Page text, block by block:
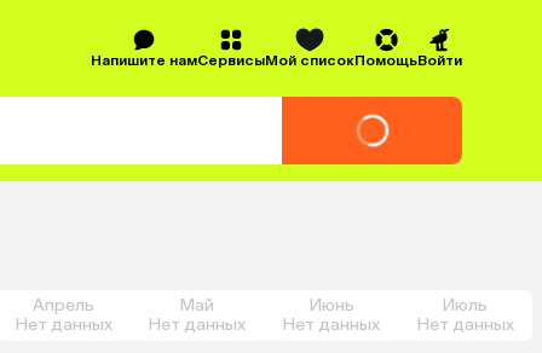
Напишите намСервисыМой списокПомощьВойти
Апрель
Нет данных
Май
Нет данных
Июнь
Нет данных
Июль
Нет данных